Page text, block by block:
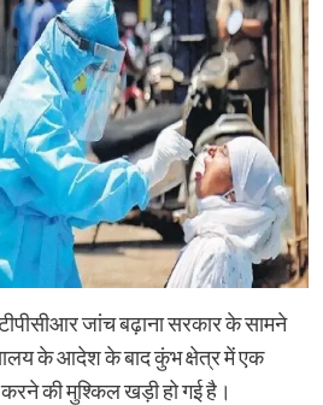
जांच बढ़ाना सरकार के सामने
के आदेश के बाद कुंभ क्षेत्र में एक
की मुश्किल खड़ी हो गई है।